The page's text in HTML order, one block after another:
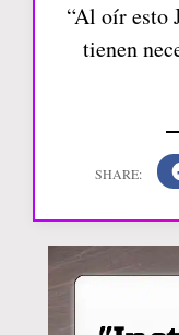
“Al oír esto
tienen